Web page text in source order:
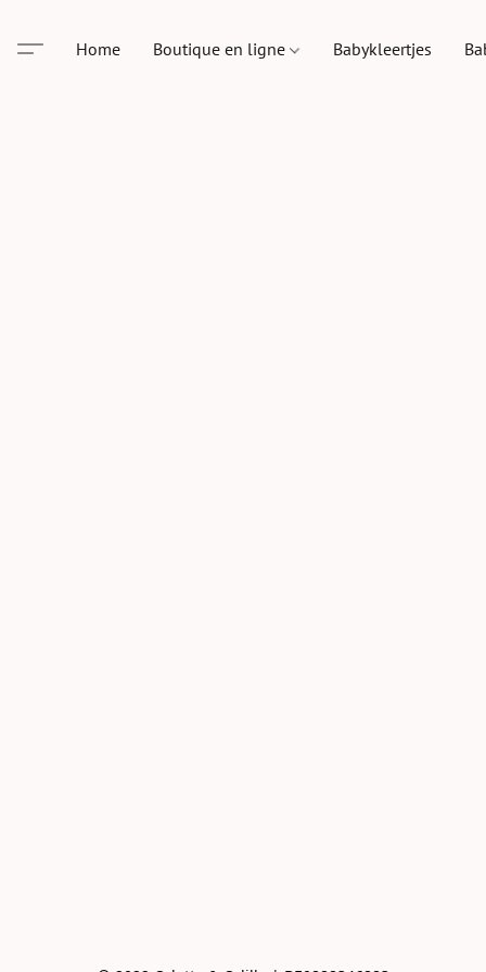
Home Boutique en ligne Babykleertjes